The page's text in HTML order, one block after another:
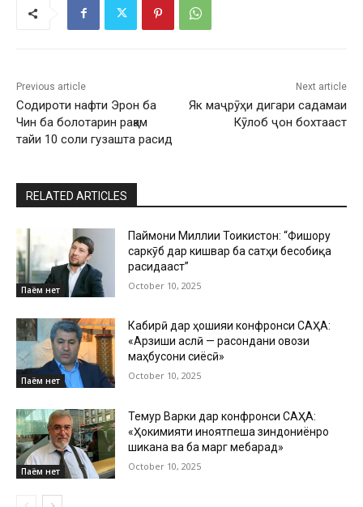
Previous article
Содироти нафти Эрон ба
Чин ба болотарин рақам
тайи 10 соли гузашта расид
Next article
Як маҷрӯҳи дигари садамаи
Кӯлоб ҷон бохтааст
RELATED ARTICLES
Паём нет
Паймони Миллии Тоҷикистон: “Фишору
саркӯб дар кишвар ба сатҳи бесобиқа
расидааст”
October 10, 2025
Паём нет
Кабирӣ дар ҳошияи конфронси САҲА:
«Арзиши аслӣ — расондани овози
маҳбусони сиёсӣ»
October 10, 2025
Паём нет
Темур Варки дар конфронси САҲА:
«Ҳокимияти ҷиноятпеша зиндониёнро
шиканҷа ва ба марг мебарад»
October 10, 2025